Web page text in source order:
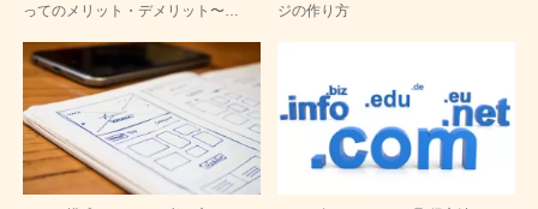
ってのメリット・デメリット〜…
ジの作り方